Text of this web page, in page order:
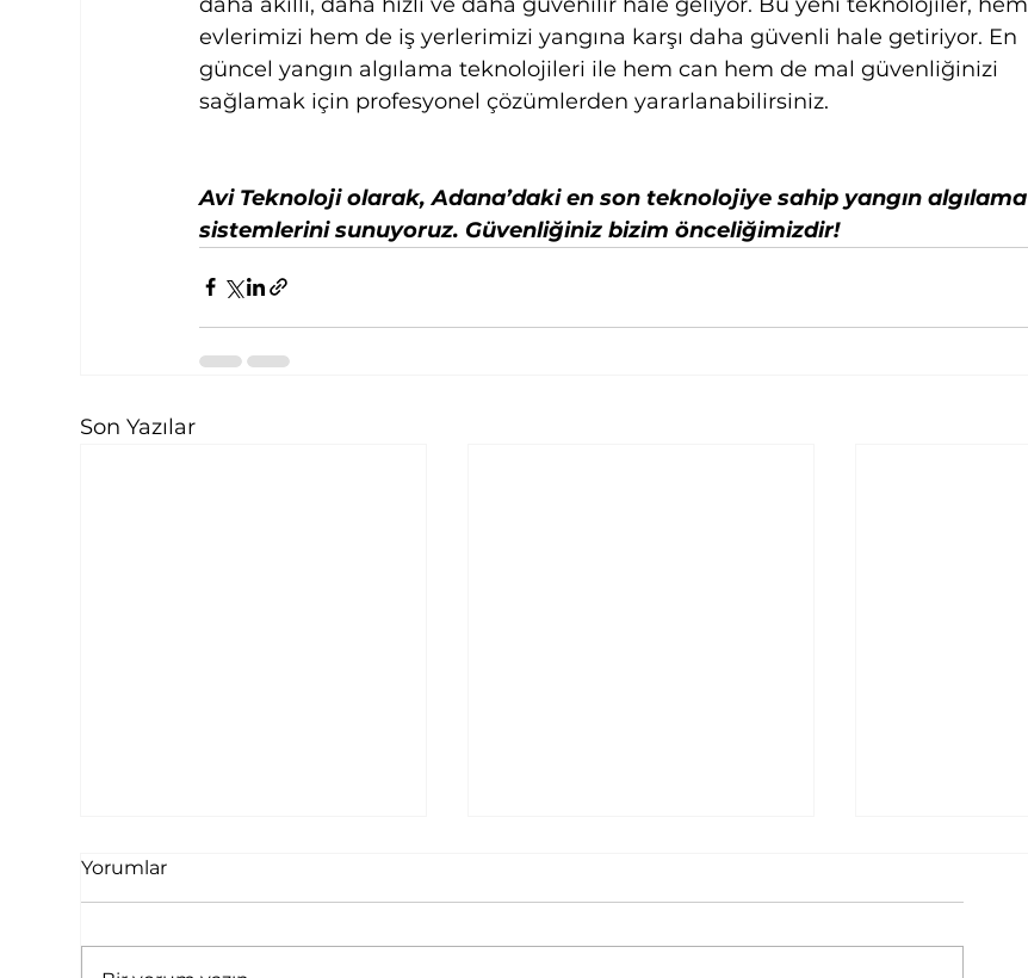
evlerimizi hem de iş yerlerimizi yangına karşı daha güvenli hale getiriyor. En
güncel yangın algılama teknolojileri ile hem can hem de mal güvenliğinizi
sağlamak için profesyonel çözümlerden yararlanabilirsiniz.
Avi Teknoloji olarak, Adana’daki en son teknolojiye sahip yangın algılama
sistemlerini sunuyoruz. Güvenliğiniz bizim önceliğimizdir!
Son Yazılar
Yorumlar